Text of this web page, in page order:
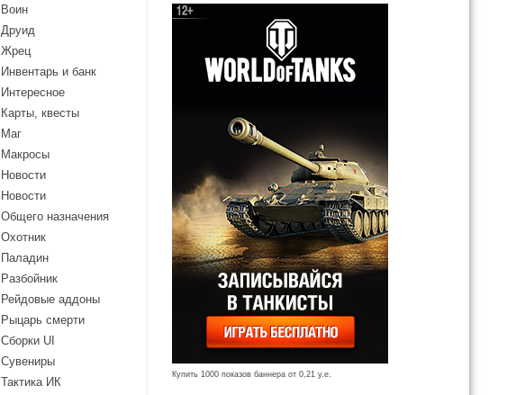
Воин
Друид
Жрец
Инвентарь и банк
Интересное
Карты, квесты
Маг
Макросы
Новости
Новости
Общего назначения
Охотник
Паладин
Разбойник
Рейдовые аддоны
Рыцарь смерти
Сборки UI
Сувениры
Тактика ИК
Купить 1000 показов баннера от 0,21 у.е.